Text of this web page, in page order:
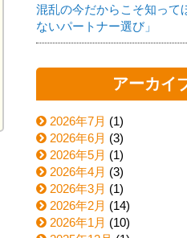
混乱の今だからこそ知って
ないパートナー選び」
アーカイ
2026年7月 (1)
2026年6月 (3)
2026年5月 (1)
2026年4月 (3)
2026年3月 (1)
2026年2月 (14)
2026年1月 (10)